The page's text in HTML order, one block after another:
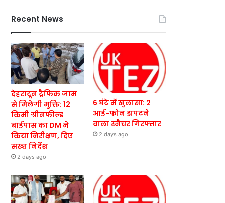
Recent News
देहरादून ट्रैफिक जाम
से मिलेगी मुक्ति: 12
किमी ग्रीनफील्ड
बाईपास का DM ने
किया निरीक्षण, दिए
सख्त निर्देश
2 days ago
6 घंटे में खुलासा: 2
आई-फोन झपटने
वाला स्नैचर गिरफ्तार
2 days ago